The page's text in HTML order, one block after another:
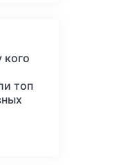
кого
топ